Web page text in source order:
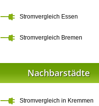
Stromvergleich Essen
Stromvergleich Bremen
Nachbarstädte
Stromvergleich in Kremmen